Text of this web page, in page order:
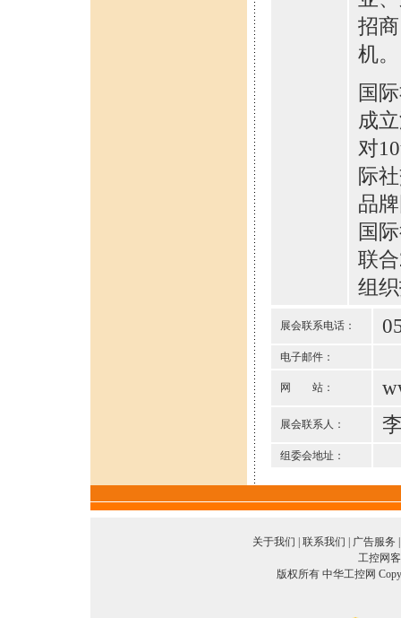
招
机。
国
成
对
际
品
国
联
组
展会联系电话：
电子邮件：
网 站：
展会联系人：
组委会地址：
关于我们 联系我们 广告服务
工控网
版权所有 中华工控网